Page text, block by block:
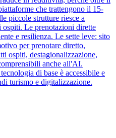
che trattengono il 15-
piccole strutture riesce a
ospiti. Le prenotazioni dirette
e resilienza. Le sette leve: sito
per prenotare diretto,
ospiti, destagionalizzazione,
anche all'AI.
di base è accessibile e
turismo e digitalizzazione.